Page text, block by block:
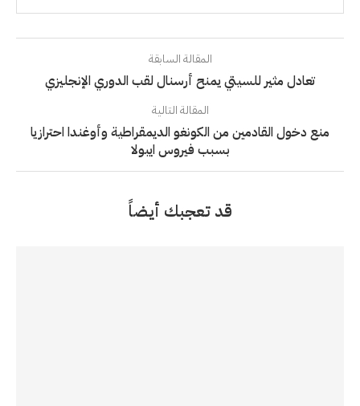
المقالة السابقة
تعادل مثير للسيتي يمنح أرسنال لقب الدوري الإنجليزي
المقالة التالية
منع دخول القادمين من الكونغو الديمقراطية وأوغندا احترازيا
بسبب فيروس ايبولا
قد تعجبك أيضاً